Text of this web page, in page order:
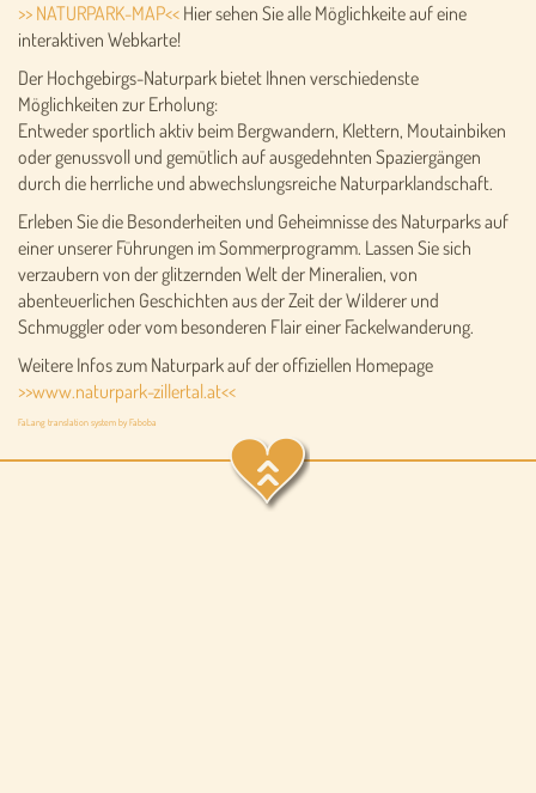
>> NATURPARK-MAP<< Hier sehen Sie alle Möglichkeite auf eine
interaktiven Webkarte!
Der Hochgebirgs-Naturpark bietet Ihnen verschiedenste
Möglichkeiten zur Erholung:
Entweder sportlich aktiv beim Bergwandern, Klettern, Moutainbiken
oder genussvoll und gemütlich auf ausgedehnten Spaziergängen
durch die herrliche und abwechslungsreiche Naturparklandschaft.
Erleben Sie die Besonderheiten und Geheimnisse des Naturparks auf
einer unserer Führungen im Sommerprogramm. Lassen Sie sich
verzaubern von der glitzernden Welt der Mineralien, von
abenteuerlichen Geschichten aus der Zeit der Wilderer und
Schmuggler oder vom besonderen Flair einer Fackelwanderung.
Weitere Infos zum Naturpark auf der offiziellen Homepage
>>www.naturpark-zillertal.at<<
FaLang translation system by Faboba